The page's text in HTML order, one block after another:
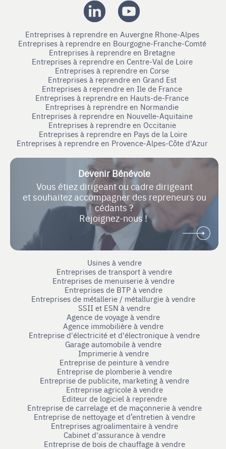
Entreprises à reprendre en Auvergne Rhone-Alpes
Entreprises à reprendre en Bourgogne-Franche-Comté
Entreprises à reprendre en Bretagne
Entreprises à reprendre en Centre-Val de Loire
Entreprises à reprendre en Corse
Entreprises à reprendre en Grand Est
Entreprises à reprendre en Ile de France
Entreprises à reprendre en Hauts-de-France
Entreprises à reprendre en Normandie
Entreprises à reprendre en Nouvelle-Aquitaine
Entreprises à reprendre en Occitanie
Entreprises à reprendre en Pays de la Loire
Entreprises à reprendre en Provence-Alpes-Côte d'Azur
Devenir Bénévole
Vous étiez dirigeant ou cadre dirigeant
et souhaitez accompagner des repreneurs ou
cédants ?
Rejoignez-nous !
Usines à vendre
Entreprises de transport à vendre
Entreprises de menuiserie à vendre
Entreprises de BTP à vendre
Entreprises de métallerie / métallurgie à vendre
SSII et ESN à vendre
Agence de voyage à vendre
Agence immobilière à vendre
Entreprise d'électricité et d'électronique à vendre
Garage automobile à vendre
Imprimerie à vendre
Entreprise de peinture à vendre
Entreprise de plomberie à vendre
Entreprise de publicite, marketing à vendre
Entreprise agricole à vendre
Editeur de logiciel à reprendre
Entreprise de carrelage et de maçonnerie à vendre
Entreprise de nettoyage et d’entretien à vendre
Entreprises agroalimentaire à vendre
Cabinet d'assurance à vendre
Entreprise de bois de chauffage à vendre